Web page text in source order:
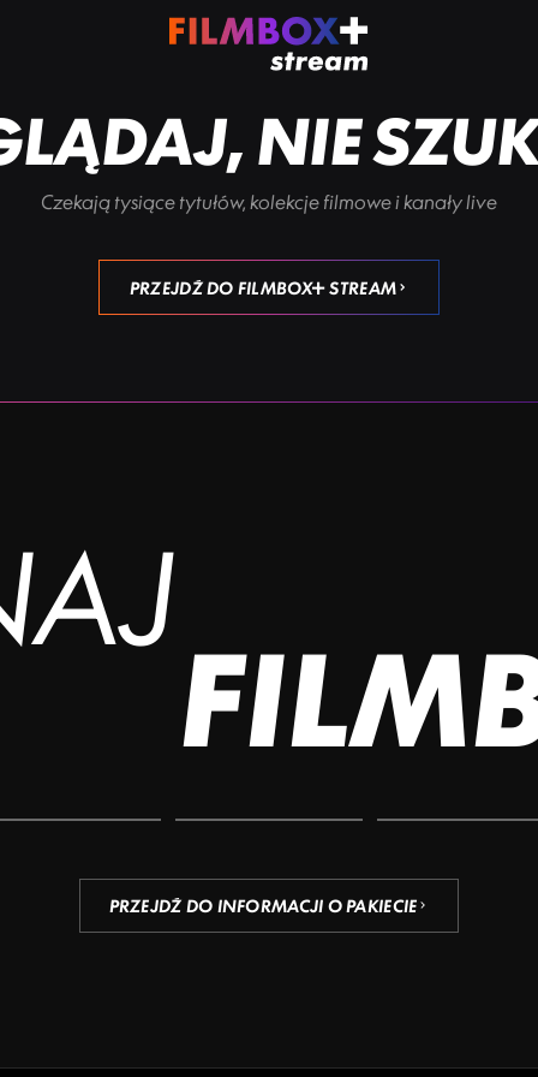
NIE
Czekają tysiące tytułów, kolekcje filmowe i kanały live
PRZEJDŹ DO FILMBOX+ STREAM
PRZEJDŹ DO INFORMACJI O PAKIECIE